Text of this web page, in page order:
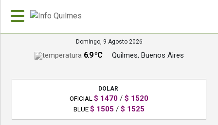
Domingo, 9 Agosto 2026
6.9 ºC Quilmes, Buenos Aires
DOLAR
OFICIAL $ 1470 / $ 1520
BLUE $ 1505 / $ 1525